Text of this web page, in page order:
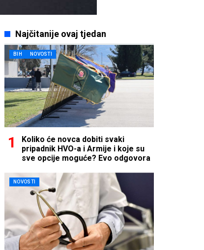
Najčitanije ovaj tjedan
BIH NOVOSTI
Koliko će novca dobiti svaki
pripadnik HVO-a i Armije i koje su
sve opcije moguće? Evo odgovora
NOVOSTI